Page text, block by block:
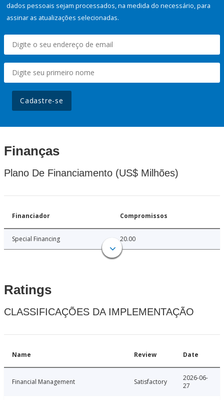
dados pessoais sejam processados, na medida do necessário, para
assinar as atualizações selecionadas.
Cadastre-se
Finanças
Plano De Financiamento (US$ Milhões)
Financiador Compromissos
Special Financing 20.00
Ratings
CLASSIFICAÇÕES DA IMPLEMENTAÇÃO
Name Review Date
Financial Management Satisfactory
2026-06-
27